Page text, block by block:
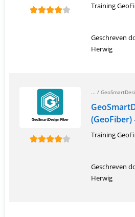
Training
Geschreven
Herwig
... /
(GeoFiber)
Training
Geschreven
Herwig